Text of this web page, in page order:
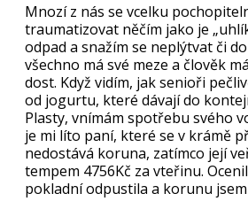
Mnozí z nás se vcelku
traumatizovat něčím jako je
odpad a snažím se neplýtvat či
všechno má své meze a člověk
dost. Když vidím, jak senioři
od jogurtu, které dávají do
Plasty, vnímám spotřebu svého
je mi líto paní, které se v krámě
nedostává koruna, zatímco její
tempem 4756Kč za vteřinu.
pokladní odpustila a korunu jsem